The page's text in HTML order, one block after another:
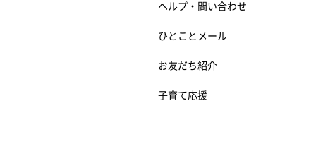
ヘルプ・問い合わせ
ひとことメール
お友だち紹介
子育て応援